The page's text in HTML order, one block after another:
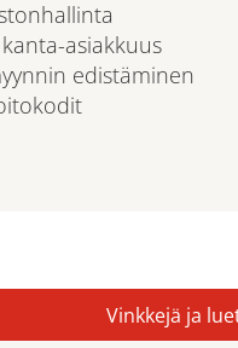
asiakkuus
edistäminen
Vinkkejä ja